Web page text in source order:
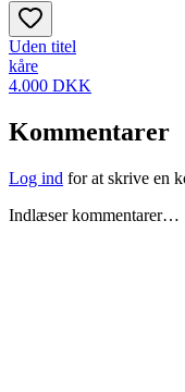
Uden titel
kåre
4.000 DKK
Kommentarer
Log ind for at skrive en
Indlæser kommentarer…